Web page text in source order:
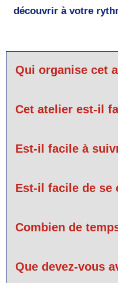
découvrir à votre
Qui organise cet
Cet atelier est-il
Est-il facile à
Est-il facile de se
Combien de
Que devez-vous